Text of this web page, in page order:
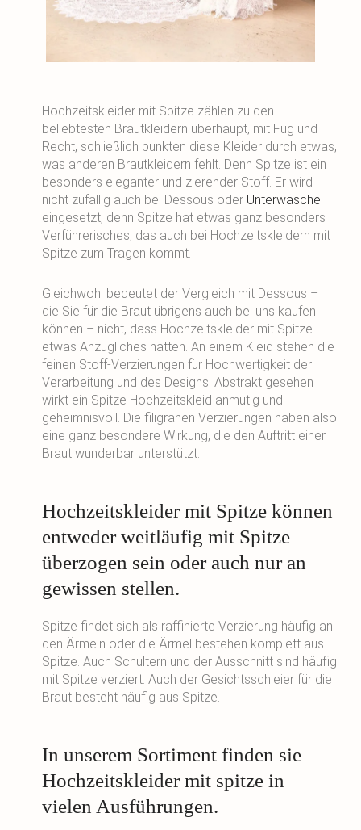
Hochzeitskleider mit Spitze zählen zu den
beliebtesten Brautkleidern überhaupt, mit Fug und
Recht, schließlich punkten diese Kleider durch etwas,
was anderen Brautkleidern fehlt. Denn Spitze ist ein
besonders eleganter und zierender Stoff. Er wird
nicht zufällig auch bei Dessous oder Unterwäsche
eingesetzt, denn Spitze hat etwas ganz besonders
Verführerisches, das auch bei Hochzeitskleidern mit
Spitze zum Tragen kommt.
Gleichwohl bedeutet der Vergleich mit Dessous –
die Sie für die Braut übrigens auch bei uns kaufen
können – nicht, dass Hochzeitskleider mit Spitze
etwas Anzügliches hätten. An einem Kleid stehen die
feinen Stoff-Verzierungen für Hochwertigkeit der
Verarbeitung und des Designs. Abstrakt gesehen
wirkt ein Spitze Hochzeitskleid anmutig und
geheimnisvoll. Die filigranen Verzierungen haben also
eine ganz besondere Wirkung, die den Auftritt einer
Braut wunderbar unterstützt.
Hochzeitskleider mit Spitze können
entweder weitläufig mit Spitze
überzogen sein oder auch nur an
gewissen stellen.
Spitze findet sich als raffinierte Verzierung häufig an
den Ärmeln oder die Ärmel bestehen komplett aus
Spitze. Auch Schultern und der Ausschnitt sind häufig
mit Spitze verziert. Auch der Gesichtsschleier für die
Braut besteht häufig aus Spitze.
In unserem Sortiment finden sie
Hochzeitskleider mit spitze in
vielen Ausführungen.